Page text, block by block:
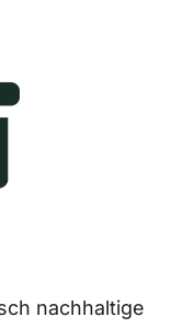
nachhaltige